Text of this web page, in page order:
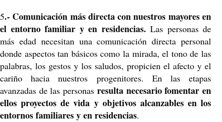
5.- Comunicación más directa con nuestros mayores en
el entorno familiar y en residencias. Las personas de
más edad necesitan una comunicación directa personal
donde aspectos tan básicos como la mirada, el tono de las
palabras, los gestos y los saludos, propicien el afecto y el
cariño hacia nuestros progenitores. En las etapas
avanzadas de las personas resulta necesario fomentar en
ellos proyectos de vida y objetivos alcanzables en los
entornos familiares y en residencias.